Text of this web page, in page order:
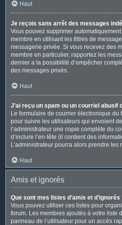
Haut
Je reçois sans arrêt des messages
Vous pouvez supprimer
membre en utilisant les filtres de
messagerie privée. Si vous recevez des
membre en particulier, rapportez les
dernier a la possibilité d’empêcher
des messages privés.
Haut
J’ai reçu un spam ou un courriel abusif
Le formulaire de courrier électronique du
pour suivre les utilisateurs qui envoient
l’administrateur une copie complète du
d’inclure l’en-tête (il contient des
L’administrateur pourra alors prendre les
Haut
Amis et ignorés
Que sont mes listes d’amis et d’ignorés
Vous pouvez utiliser ces listes pour
forum. Les membres ajoutés à votre liste
panneau de l’utilisateur pour un accès